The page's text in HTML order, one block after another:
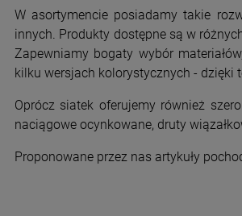
W asortymencie posiadamy takie
innych. Produkty dostępne są w
Zapewniamy bogaty wybór
kilku wersjach kolorystycznych - dzięki
Oprócz siatek oferujemy również
naciągowe ocynkowane, druty
Proponowane przez nas artykuły